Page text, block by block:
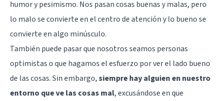
humor y pesimismo. Nos pasan cosas buenas y malas, pero
lo malo se convierte en el centro de atención y lo bueno se
convierte en algo minúsculo.
También puede pasar que nosotros seamos personas
optimistas o que hagamos el esfuerzo por ver el lado bueno
de las cosas. Sin embargo,siempre hay alguien en nuestro
entorno que ve las cosas mal, excusándose en que